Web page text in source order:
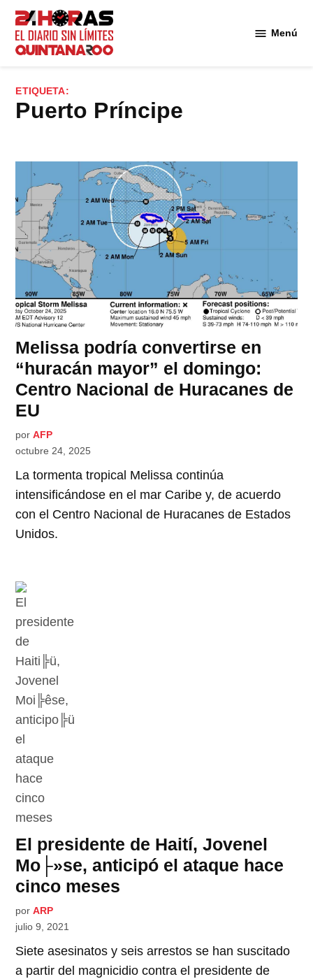
Saltar
contenido
Menú
ETIQUETA:
Puerto Príncipe
Melissa podría convertirse en
“huracán mayor” el domingo:
Centro Nacional de Huracanes de
EU
por AFP
octubre 24, 2025
La tormenta tropical Melissa continúa
intensificándose en el mar Caribe y, de acuerdo
con el Centro Nacional de Huracanes de Estados
Unidos.
El presidente de Haití, Jovenel
Mo├»se, anticipó el ataque hace
cinco meses
por ARP
julio 9, 2021
Siete asesinatos y seis arrestos se han suscitado
a partir del magnicidio contra el presidente de